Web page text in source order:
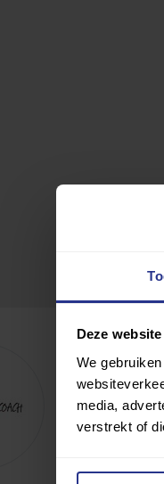
Deze
We
media,
verstrekt of
Food and
Toevoegen